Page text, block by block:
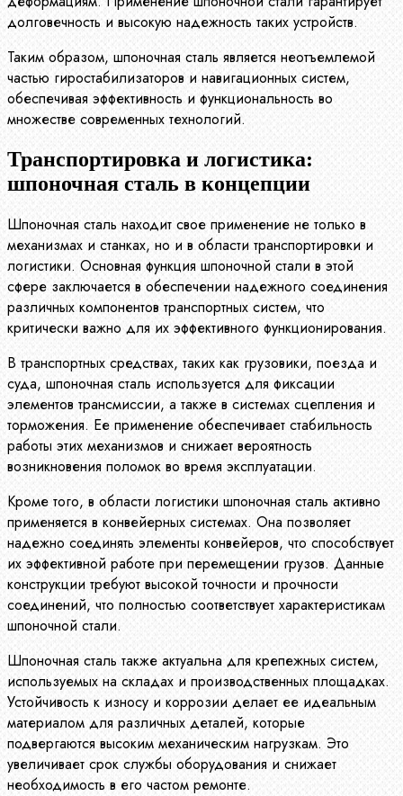
долговечность и высокую надежность таких устройств.
Таким образом, шпоночная сталь является неотъемлемой
частью гиростабилизаторов и навигационных систем,
обеспечивая эффективность и функциональность во
множестве современных технологий.
Транспортировка и логистика:
шпоночная сталь в концепции
Шпоночная сталь находит свое применение не только в
механизмах и станках, но и в области транспортировки и
логистики. Основная функция шпоночной стали в этой
сфере заключается в обеспечении надежного соединения
различных компонентов транспортных систем, что
критически важно для их эффективного функционирования.
В транспортных средствах, таких как грузовики, поезда и
суда, шпоночная сталь используется для фиксации
элементов трансмиссии, а также в системах сцепления и
торможения. Ее применение обеспечивает стабильность
работы этих механизмов и снижает вероятность
возникновения поломок во время эксплуатации.
Кроме того, в области логистики шпоночная сталь активно
применяется в конвейерных системах. Она позволяет
надежно соединять элементы конвейеров, что способствует
их эффективной работе при перемещении грузов. Данные
конструкции требуют высокой точности и прочности
соединений, что полностью соответствует характеристикам
шпоночной стали.
Шпоночная сталь также актуальна для крепежных систем,
используемых на складах и производственных площадках.
Устойчивость к износу и коррозии делает ее идеальным
материалом для различных деталей, которые
подвергаются высоким механическим нагрузкам. Это
увеличивает срок службы оборудования и снижает
необходимость в его частом ремонте.